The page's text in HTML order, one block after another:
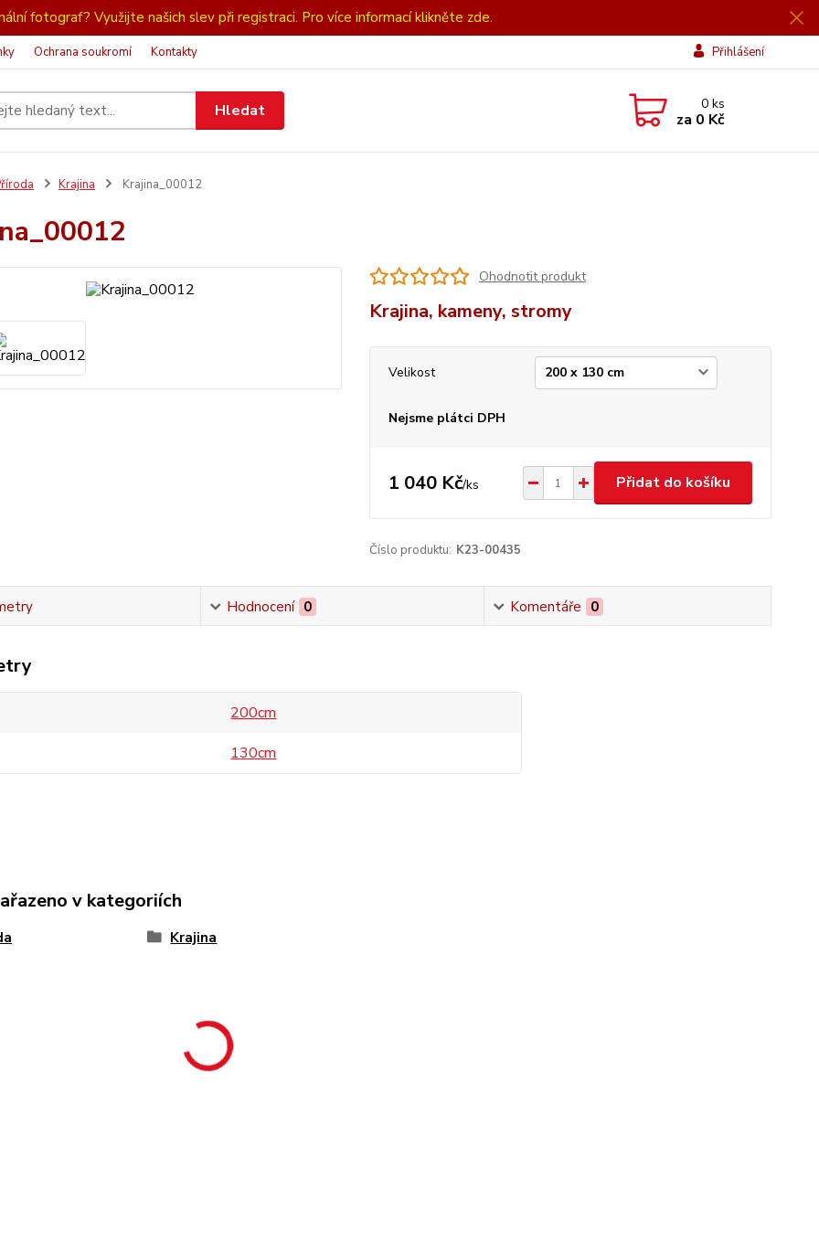
fotograf? Využijte našich slev při registraci. Pro více informací klikněte zde.
Ochrana soukromí Kontakty Přihlášení
Hledat 0ks
za 0 Kč
Krajina Krajina_00012
Ohodnotit produkt
Krajina, kameny, stromy
Velikost
Nejsme plátci DPH
1 040 Kč/ks Přidat do košíku
Číslo produktu: K23-00435
Hodnocení 0 Komentáře 0
200cm
130cm
v kategoriích
Krajina